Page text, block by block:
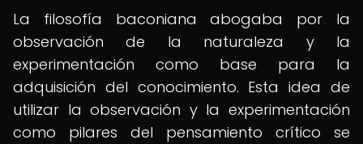
La filosofía baconiana abogaba por la
observación de la naturaleza y la
experimentación como base para la
adquisición del conocimiento. Esta idea de
utilizar la observación y la experimentación
como pilares del pensamiento crítico se